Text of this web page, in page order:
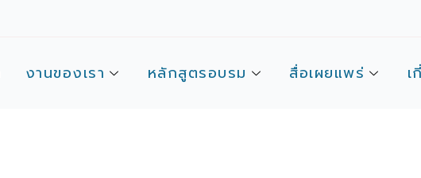
งานของเรา หลักสูตรอบรม สื่อเผยแพร่ เ